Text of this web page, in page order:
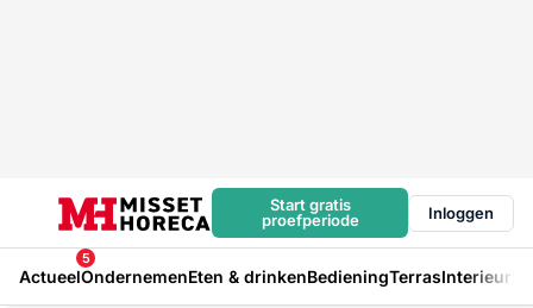
Start gratis
proefperiode
Inloggen
Actueel
5
OndernemenEten & drinkenBedieningTerrasInterieur